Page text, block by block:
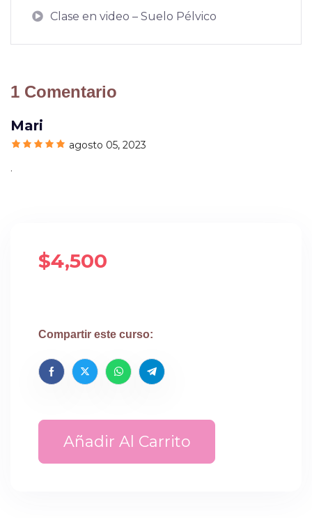
Clase en video – Suelo Pélvico
1 Comentario
Mari
agosto 05, 2023
.
$4,500
Compartir este curso:
Añadir Al Carrito